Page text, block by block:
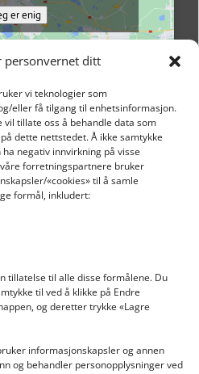
personvernet ditt
vi teknologier som
eller få tilgang til enhetsinformasjon.
tillate oss å behandle data som
dette nettstedet. Å ikke samtykke
negativ innvirkning på visse
forretningspartnere bruker
«cookies» til å samle
formål, inkludert:
tillatelse til alle disse formålene. Du
til ved å klikke på Endre
og deretter trykke «Lagre
informasjonskapsler og annen
og behandler personopplysninger ved
er enig